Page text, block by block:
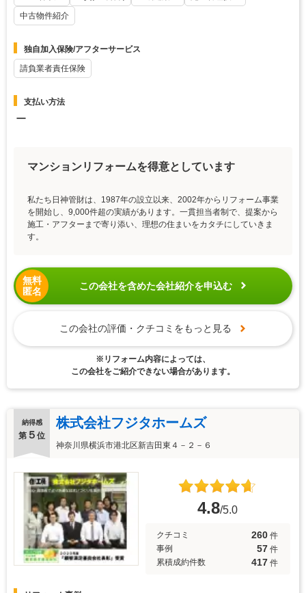
中古物件紹介
独自加入保険/アフターサービス
請負業者責任保険
支払い方法
ー
マンションリフォームを得意としています
私たち日神管財は、1987年の設立以来、2002年からリフォーム事業
を開始し、9,000件超の実績があります。一貫担当者制で、提案から
施工・アフターまで寄り添い、理想の住まいをカタチにしていきま
す。
無料
匿名
この会社を含めた会社紹介を申込む
この会社の評価・クチコミをもっと見る
※リフォーム内容によっては、
この会社をご紹介できない場合があります。
納得感
第 ５ 位
株式会社フジタホームズ
神奈川県横浜市港北区新吉田東４－２－６
4.8/5.0
クチコミ 260 件
事例
57 件
累積成約件数
417 件